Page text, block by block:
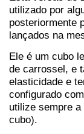
utilizado por
posteriormente
lançados na
Ele é um cubo
de carrossel, e
elasticidade e
configurado
utilize sempre
cubo).